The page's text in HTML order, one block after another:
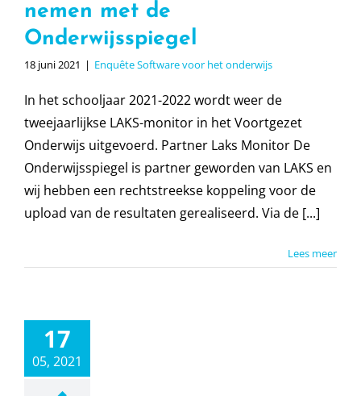
nemen met de
Onderwijsspiegel
18 juni 2021 | Enquête Software voor het onderwijs
In het schooljaar 2021-2022 wordt weer de
tweejaarlijkse LAKS-monitor in het Voortgezet
Onderwijs uitgevoerd. Partner Laks Monitor De
Onderwijsspiegel is partner geworden van LAKS en
wij hebben een rechtstreekse koppeling voor de
upload van de resultaten gerealiseerd. Via de [...]
Lees meer
17
05, 2021